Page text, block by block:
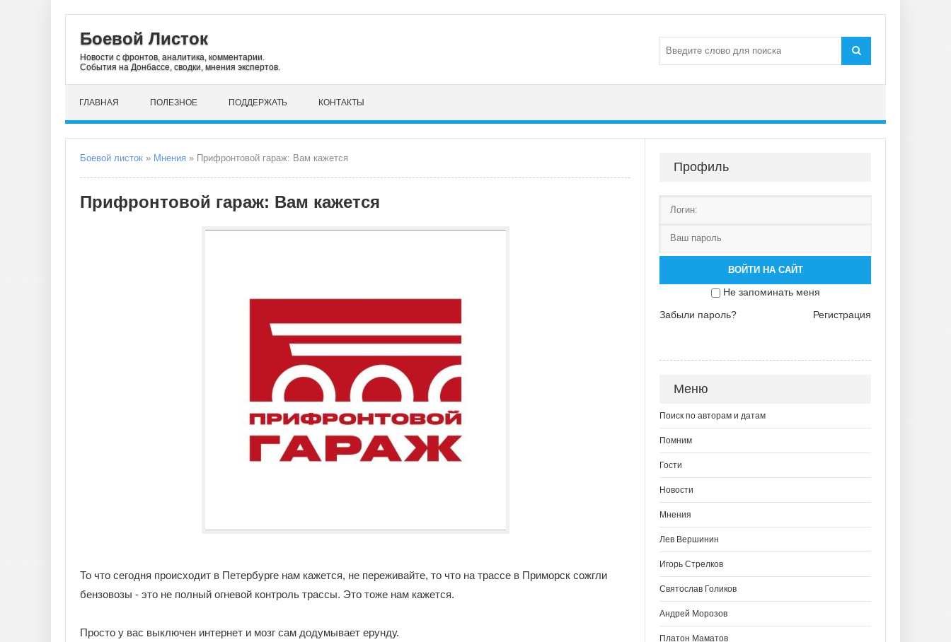
Боевой Листок
Новости с фронтов, аналитика, комментарии.
События на Донбассе, сводки, мнения экспертов.
ГЛАВНАЯ ПОЛЕЗНОЕ ПОДДЕРЖАТЬ КОНТАКТЫ
Боевой листок » Мнения » Прифронтовой гараж: Вам кажется
Прифронтовой гараж: Вам кажется
То что сегодня происходит в Петербурге нам кажется, не переживайте, то что на трассе в Приморск сожгли
бензовозы - это не полный огневой контроль трассы. Это тоже нам кажется.
Просто у вас выключен интернет и мозг сам додумывает ерунду.
Профиль
ВОЙТИ НА САЙТ
Не запоминать меня
Забыли пароль?
Регистрация
Меню
Поиск по авторам и датам
Помним
Гости
Новости
Мнения
Лев Вершинин
Игорь Стрелков
Святослав Голиков
Андрей Морозов
Платон Маматов